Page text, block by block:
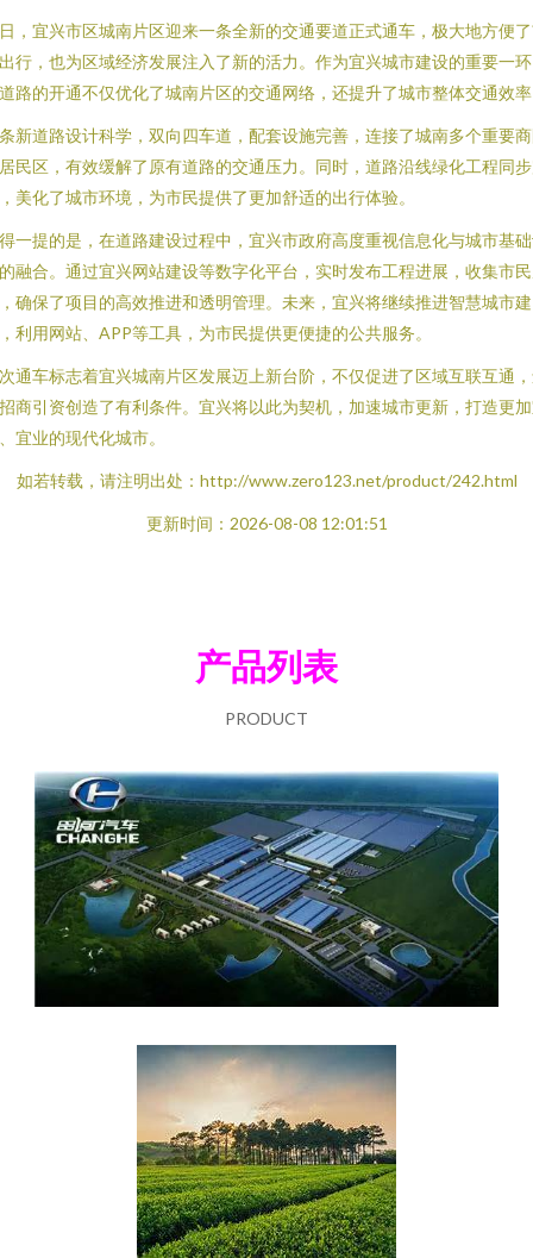
，宜兴市区城南片区迎来一条全新的交通要道正式通车，极大地方便
行，也为区域经济发展注入了新的活力。作为宜兴城市建设的重要一
路的开通不仅优化了城南片区的交通网络，还提升了城市整体交通效
新道路设计科学，双向四车道，配套设施完善，连接了城南多个重要
民区，有效缓解了原有道路的交通压力。同时，道路沿线绿化工程同
美化了城市环境，为市民提供了更加舒适的出行体验。
一提的是，在道路建设过程中，宜兴市政府高度重视信息化与城市基
融合。通过宜兴网站建设等数字化平台，实时发布工程进展，收集市
确保了项目的高效推进和透明管理。未来，宜兴将继续推进智慧城市建
利用网站、APP等工具，为市民提供更便捷的公共服务。
通车标志着宜兴城南片区发展迈上新台阶，不仅促进了区域互联互通
商引资创造了有利条件。宜兴将以此为契机，加速城市更新，打造更
宜业的现代化城市。
如若转载，请注明出处：http://www.zero123.net/product/242.html
更新时间：2026-08-08 12:01:51
产品列表
PRODUCT